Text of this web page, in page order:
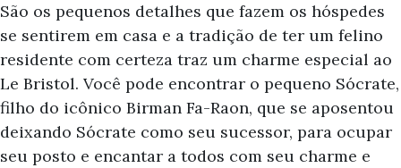
São os pequenos detalhes que fazem os hóspedes
se sentirem em casa e a tradição de ter um felino
residente com certeza traz um charme especial ao
Le Bristol. Você pode encontrar o pequeno Sócrate,
filho do icônico Birman Fa-Raon, que se aposentou
deixando Sócrate como seu sucessor, para ocupar
seu posto e encantar a todos com seu charme e